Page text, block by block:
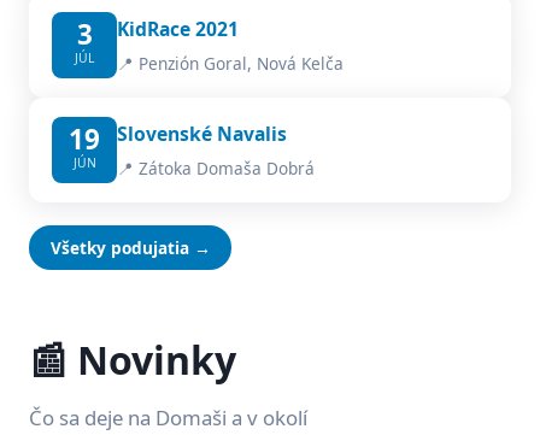
3
JÚL
KidRace 2021
📍 Penzión Goral, Nová Kelča
19
JÚN
Slovenské Navalis
📍 Zátoka Domaša Dobrá
Všetky podujatia →
📰 Novinky
Čo sa deje na Domaši a v okolí